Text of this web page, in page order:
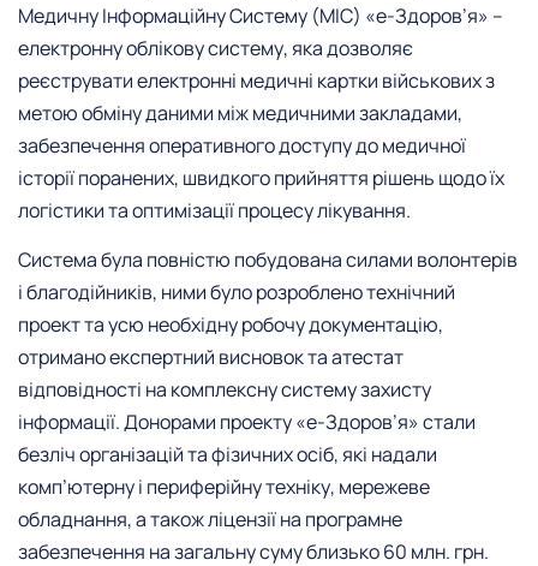
Медичну Інформаційну Систему (МІС) «е-Здоров’я» –
електронну облікову систему, яка дозволяє
реєструвати електронні медичні картки військових з
метою обміну даними між медичними закладами,
забезпечення оперативного доступу до медичної
історії поранених, швидкого прийняття рішень щодо їх
логістики та оптимізації процесу лікування.
Система була повністю побудована силами волонтерів
і благодійників, ними було розроблено технічний
проект та усю необхідну робочу документацію,
отримано експертний висновок та атестат
відповідності на комплексну систему захисту
інформації. Донорами проекту «е-Здоров’я» стали
безліч організацій та фізичних осіб, які надали
комп’ютерну і периферійну техніку, мережеве
обладнання, а також ліцензії на програмне
забезпечення на загальну суму близько 60 млн. грн.